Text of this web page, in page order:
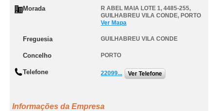
Morada R ABEL MAIA LOTE 1, 4485-255,
GUILHABREU VILA CONDE, PORTO
Ver Mapa
Freguesia GUILHABREU VILA CONDE
Concelho PORTO
Telefone 22099... Ver Telefone
Informações da Empresa